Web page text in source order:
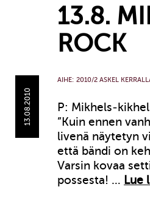
13.8.
ROCK
13.08.2010
AIHE: 2010/2 ASKEL
P: Mikhels-
”Kuin ennen
livenä näytetyn
että bändi on
Varsin kovaa
possesta! … Lue